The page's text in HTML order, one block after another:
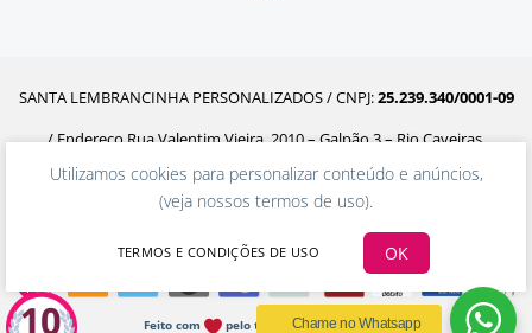
Chame no Whatsapp
SANTA LEMBRANCINHA PERSONALIZADOS / CNPJ:25.239.340/0001-09
/ Endereço Rua Valentim Vieira, 2010 – Galpão 3 – Rio Caveiras,
Biguaçu – SC, 88160-302
Feito com pelo time da Ecommerceria
Utilizamos cookies para personalizar conteúdo e anúncios,
(veja nossos termos de uso).
TERMOS E CONDIÇÕES DE USO OK